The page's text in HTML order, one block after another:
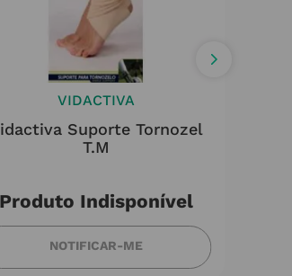
VIDACTIVA
Suporte Tornozel
T.m
Produto Indisponível
NOTIFICAR-ME